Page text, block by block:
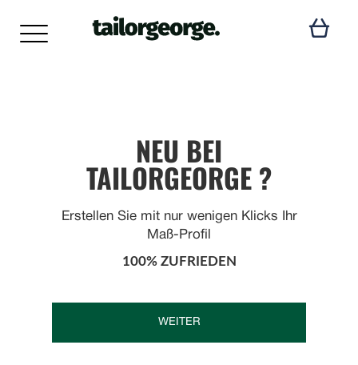
NEU BEI
TAILORGEORGE ?
Erstellen Sie mit nur wenigen Klicks Ihr
Maß-Profil
100% ZUFRIEDEN
WEITER